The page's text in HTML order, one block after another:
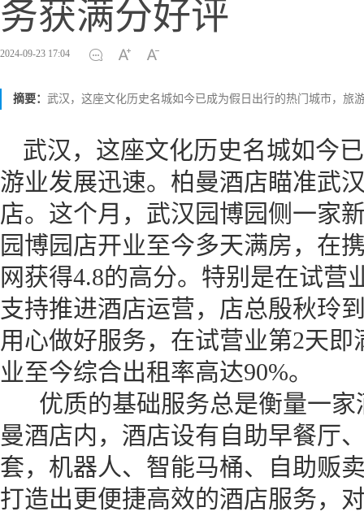
务获满分好评
2024-09-23 17:04
摘要： 武汉，这座文化历史名城如今已成为假日出行的热门城市，旅
武汉，这座文化历史名城如今
游业发展迅速。柏曼酒店瞄准武
店。这个月，武汉园博园侧一家
园博园店开业至今多天满房，在
网获得4.8的高分。特别是在试
支持推进酒店运营，店总殷秋玲
用心做好服务，在试营业第2天
业至今综合出租率高达90%。
优质的基础服务总是衡量一家
曼酒店内，酒店设有自助早餐厅
套，机器人、智能马桶、自助贩
打造出更便捷高效的酒店服务，